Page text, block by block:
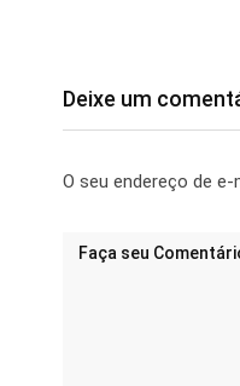
Deixe um
O seu endereço de